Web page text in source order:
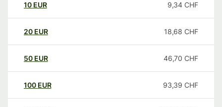
10 EUR 9,34 CHF
20 EUR 18,68 CHF
50 EUR 46,70 CHF
100 EUR 93,39 CHF